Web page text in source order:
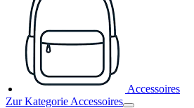
Accessoires
Zur Kategorie Accessoires